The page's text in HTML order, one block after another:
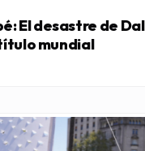
El desastre de
mundial